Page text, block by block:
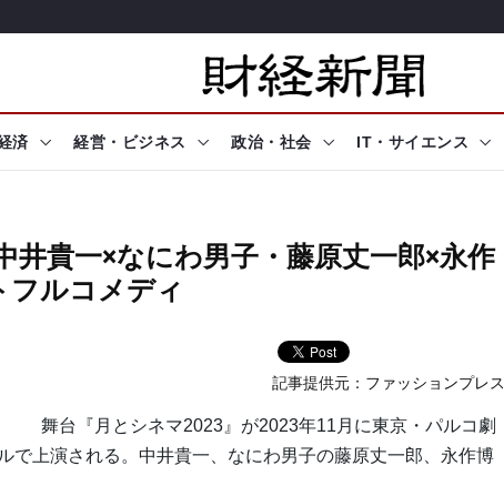
済 経営・ビジネス 政治・社会 IT・サイエンス
井貴一×なにわ男子・藤原丈一郎×永作
フルコメディ
記事提供元： ファッションプレス
舞台『月とシネマ2023』が2023年11月に東京・パルコ劇
で上演される。中井貴一、なにわ男子の藤原丈一郎、永作博